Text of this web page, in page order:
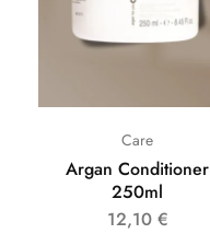
Care
Argan Conditioner
250ml
12,10 €